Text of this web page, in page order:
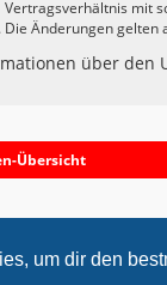
um dir den
Vertragsverhältnis mit
Die Änderungen gelten
über den
Übersicht